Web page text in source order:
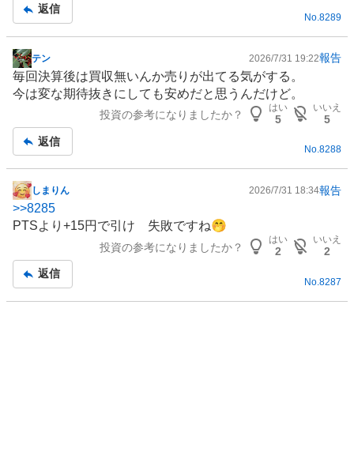
返信
No. 8289
掲
示
板
テン 2026/7/31 19:22報告
毎回決算後は買収無いんか売りが出てる気がする。
今は変な期待抜きにしても安めだと思うんだけど。
投資の参考になりましたか？
はい
5
いいえ
5
返信
No.8288
掲
示
板
しまりん 2026/7/31 18:34報告
>>8285
PTSより+15円で引け 失敗ですね🤭
投資の参考になりましたか？
はい
2
いいえ
2
返信
No. 8287